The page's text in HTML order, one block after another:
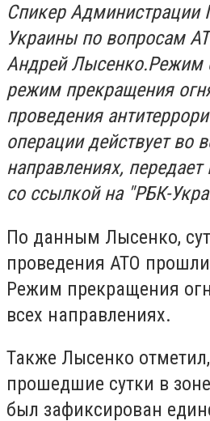
Спикер Администрации
Украины по вопросам
Андрей Лысенко.Режим
режим прекращения
проведения
операции действует во
направлениях,
со ссылкой на "РБК-
По данным Лысенко,
проведения АТО
Режим прекращения
всех направлениях.
Также Лысенко
прошедшие сутки в
был зафиксирован